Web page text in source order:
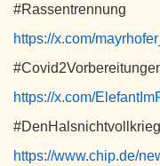
#Rassentrennung
https://x.com/
https://x.com/
https://www.chip.de/